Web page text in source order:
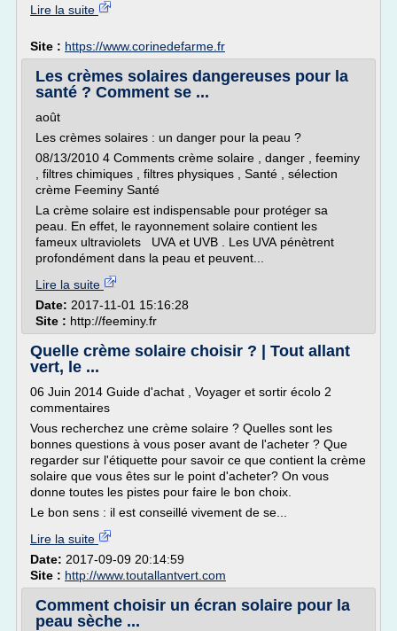
Lire la suite
Site : https://www.corinedefarme.fr
Les crèmes solaires dangereuses pour la
santé ? Comment se ...
août
Les crèmes solaires : un danger pour la peau ?
08/13/2010 4 Comments crème solaire , danger , feeminy
, filtres chimiques , filtres physiques , Santé , sélection
crème Feeminy Santé
La crème solaire est indispensable pour protéger sa
peau. En effet, le rayonnement solaire contient les
fameux ultraviolets UVA et UVB . Les UVA pénètrent
profondément dans la peau et peuvent...
Lire la suite
Date: 2017-11-01 15:16:28
Site : http://feeminy.fr
Quelle crème solaire choisir ? | Tout allant
vert, le ...
06 Juin 2014 Guide d'achat , Voyager et sortir écolo 2
commentaires
Vous recherchez une crème solaire ? Quelles sont les
bonnes questions à vous poser avant de l'acheter ? Que
regarder sur l'étiquette pour savoir ce que contient la crème
solaire que vous êtes sur le point d'acheter? On vous
donne toutes les pistes pour faire le bon choix.
Le bon sens : il est conseillé vivement de se...
Lire la suite
Date: 2017-09-09 20:14:59
Site : http://www.toutallantvert.com
Comment choisir un écran solaire pour la
peau sèche ...